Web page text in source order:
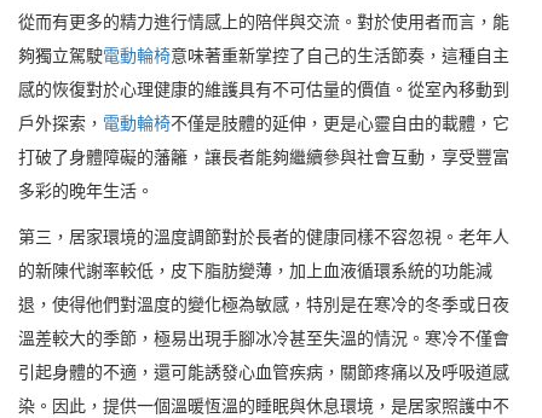
從而有更多的精力進行情感上的陪伴與交流。對於使用者而言，能
夠獨立駕駛電動輪椅意味著重新掌控了自己的生活節奏，這種自主
感的恢復對於心理健康的維護具有不可估量的價值。從室內移動到
戶外探索， 電動輪椅不僅是肢體的延伸，更是心靈自由的載體，它
打破了身體障礙的藩籬，讓長者能夠繼續參與社會互動，享受豐富
多彩的晚年生活。
第三，居家環境的溫度調節對於長者的健康同樣不容忽視。老年人
的新陳代謝率較低，皮下脂肪變薄，加上血液循環系統的功能減
退，使得他們對溫度的變化極為敏感，特別是在寒冷的冬季或日夜
溫差較大的季節，極易出現手腳冰冷甚至失溫的情況。寒冷不僅會
引起身體的不適，還可能誘發心血管疾病，關節疼痛以及呼吸道感
染。因此，提供一個溫暖恆溫的睡眠與休息環境，是居家照護中不